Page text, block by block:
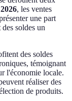
2026, les ventes
une part
soldes un
des soldes
témoignant
l'économie locale.
réaliser des
de produits.